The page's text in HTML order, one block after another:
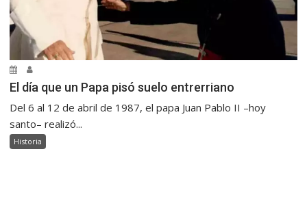
El día que un Papa pisó suelo entrerriano
Del 6 al 12 de abril de 1987, el papa Juan Pablo II –hoy
santo– realizó...
Historia